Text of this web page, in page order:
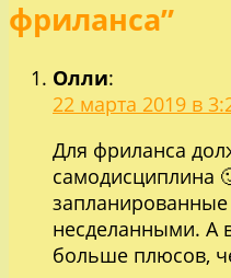
фриланса”
Олли:
22 марта 2019 в
Для фриланса
самодисциплина
запланированные
несделанными. А
больше плюсов,